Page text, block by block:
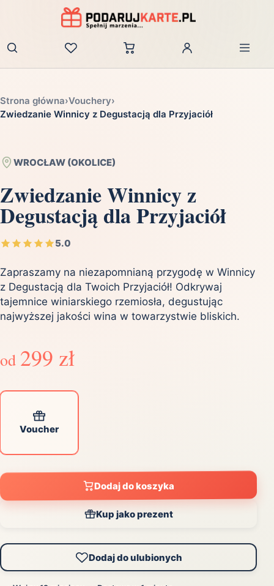
Zaloguj
Strona główna›Vouchery›
Zwiedzanie Winnicy z Degustacją dla Przyjaciół
WROCŁAW (OKOLICE)
Zwiedzanie Winnicy z
Degustacją dla Przyjaciół
5.0
Zapraszamy na niezapomnianą przygodę w Winnicy
z Degustacją dla Twoich Przyjaciół! Odkrywaj
tajemnice winiarskiego rzemiosła, degustując
najwyższej jakości wina w towarzystwie bliskich.
od 299 zł
Voucher
Dodaj do koszyka
Kup jako prezent
Dodaj do ulubionych